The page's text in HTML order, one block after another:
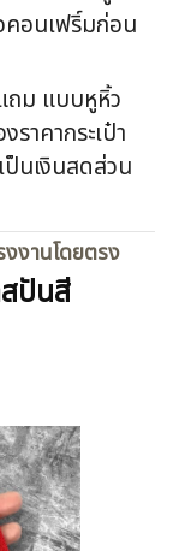
คอนเฟริ์มก่อน
ถม แบบหูหิ้ว
าคากระเป๋า
ป็นเงินสดส่วน
งงานโดยตรง
ปันสี